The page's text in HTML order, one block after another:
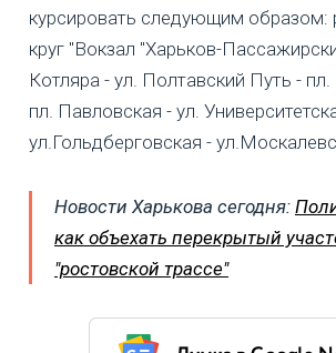
курсировать следующим образом:
круг "Вокзал "Харьков-
Котляра - ул. Полтавский Путь - пл.
пл. Павловская - ул.
ул.Гольдберговская -
Новости Харькова сегодня:
как объехать перекрытый
"ростовской трассе"